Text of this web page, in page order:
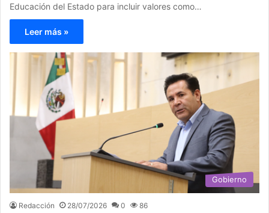
Educación del Estado para incluir valores como…
Leer más »
Gobierno
Redacción 28/07/2026 0 86